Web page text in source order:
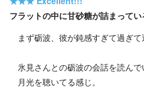
フラットの中に甘砂糖が詰まってい
まず砺波、彼が鈍感すぎて過ぎて
氷見さんとの砺波の会話を読んで
月光を聴いてる感じ。